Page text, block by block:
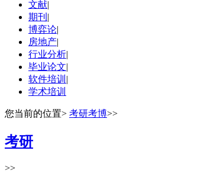
文献|
期刊 |
博弈论|
房地产|
行业分析|
毕业论文|
软件培训 |
学术培训
您当前的位置> 考研考博>>
考研
>>